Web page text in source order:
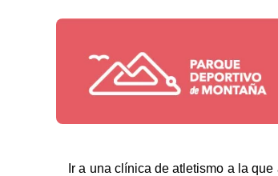
Ir a una clínica de atletismo a la